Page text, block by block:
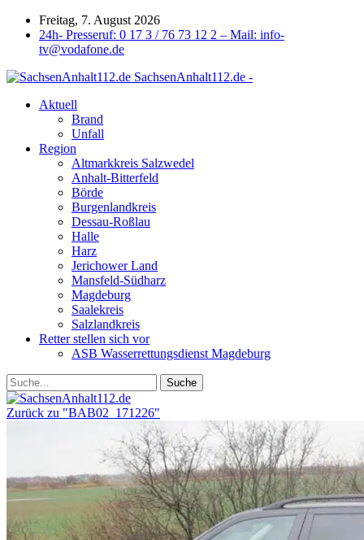
Freitag, 7. August 2026
24h- Presseruf: 0 17 3 / 76 73 12 2 – Mail: info-
tv@vodafone.de
SachsenAnhalt112.de -
Aktuell
Brand
Unfall
Region
Altmarkkreis Salzwedel
Anhalt-Bitterfeld
Börde
Burgenlandkreis
Dessau-Roßlau
Halle
Harz
Jerichower Land
Mansfeld-Südharz
Magdeburg
Saalekreis
Salzlandkreis
Retter stellen sich vor
ASB Wasserrettungsdienst Magdeburg
Zurück zu "BAB02_171226"